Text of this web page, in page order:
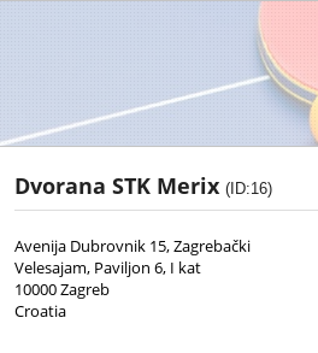
Dvorana STK Merix (ID:16)
Avenija Dubrovnik 15, Zagrebački
Velesajam, Paviljon 6, I kat
10000 Zagreb
Croatia